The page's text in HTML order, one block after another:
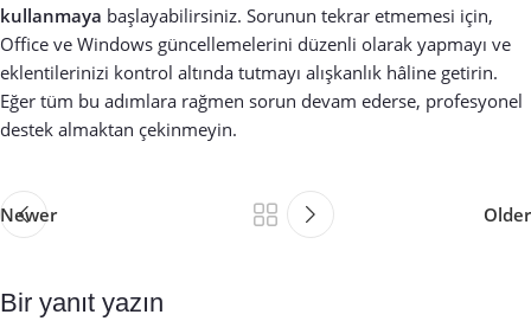
kullanmaya başlayabilirsiniz. Sorunun tekrar etmemesi için,
Office ve Windows güncellemelerini düzenli olarak yapmayı ve
eklentilerinizi kontrol altında tutmayı alışkanlık hâline getirin.
Eğer tüm bu adımlara rağmen sorun devam ederse, profesyonel
destek almaktan çekinmeyin.
Newer Older
Bir yanıt yazın